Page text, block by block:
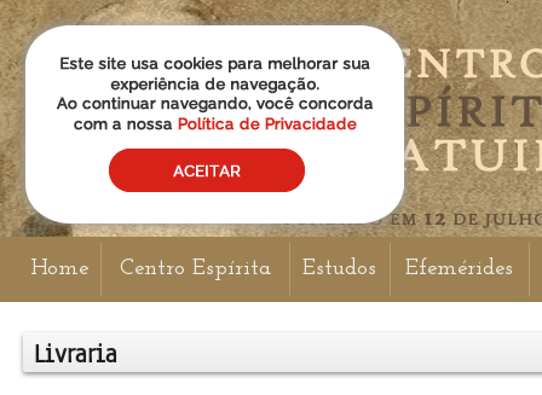
Home Centro Espírita Estudos Efemérides
Livraria